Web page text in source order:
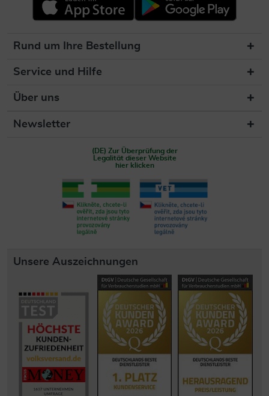
Rund um Ihre Bestellung
Service und Hilfe
Über uns
Newsletter
(DE) Zur Überprüfung der
Legalität dieser Website
hier klicken
Unsere Auszeichnungen